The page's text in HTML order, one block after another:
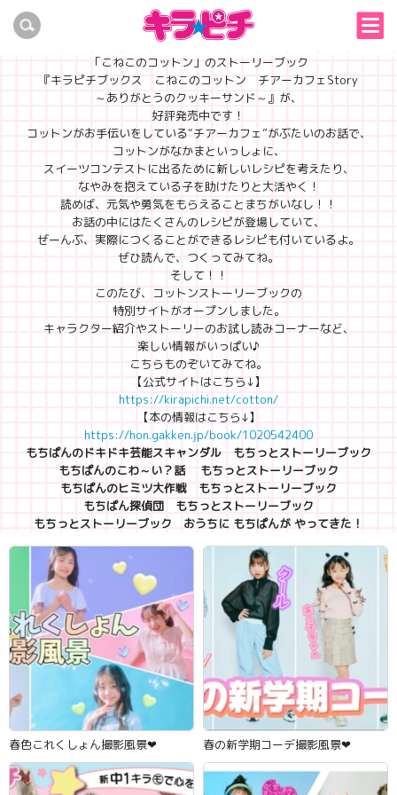
試し読みもできる♪「こねこのコットン」ストーリーブックの公式サイトが
オープン！
『キラピチ』の読者参加企画から生まれたキャラクター、
「こねこのコットン」のストーリーブック
『キラピチブックス こねこのコットン チアーカフェStory
～ありがとうのクッキーサンド～』が、
好評発売中です！
コットンがお手伝いをしている“チアーカフェ”がぶたいのお話で、
コットンがなかまといっしょに、
スイーツコンテストに出るために新しいレシピを考えたり、
なやみを抱えている子を助けたりと大活やく！
読めば、元気や勇気をもらえることまちがいなし！！
お話の中にはたくさんのレシピが登場していて、
ぜーんぶ、実際につくることができるレシピも付いているよ。
ぜひ読んで、つくってみてね。
そして！！
このたび、コットンストーリーブックの
特別サイトがオープンしました。
キャラクター紹介やストーリーのお試し読みコーナーなど、
楽しい情報がいっぱい♪
こちらものぞいてみてね。
【公式サイトはこちら↓】
https://kirapichi.net/cotton/
【本の情報はこちら↓】
https://hon.gakken.jp/book/1020542400
もちぱんのドキドキ芸能スキャンダル もちっとストーリーブック
もちぱんのこわ～い？話 もちっとストーリーブック
もちぱんのヒミツ大作戦 もちっとストーリーブック
もちぱん探偵団 もちっとストーリーブック
もちっとストーリーブック おうちに もちぱんが やってきた！
春色これくしょん撮影風景‪‪❤︎‬ 春の新学期コーデ撮影風景‪‪❤︎‬